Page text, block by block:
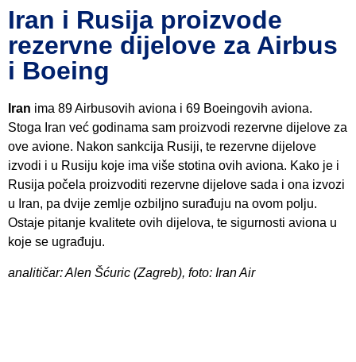
Iran i Rusija proizvode
rezervne dijelove za Airbus
i Boeing
Iran ima 89 Airbusovih aviona i 69 Boeingovih aviona.
Stoga Iran već godinama sam proizvodi rezervne dijelove za
ove avione. Nakon sankcija Rusiji, te rezervne dijelove
izvodi i u Rusiju koje ima više stotina ovih aviona. Kako je i
Rusija počela proizvoditi rezervne dijelove sada i ona izvozi
u Iran, pa dvije zemlje ozbiljno surađuju na ovom polju.
Ostaje pitanje kvalitete ovih dijelova, te sigurnosti aviona u
koje se ugrađuju.
analitičar: Alen Šćuric (Zagreb), foto: Iran Air